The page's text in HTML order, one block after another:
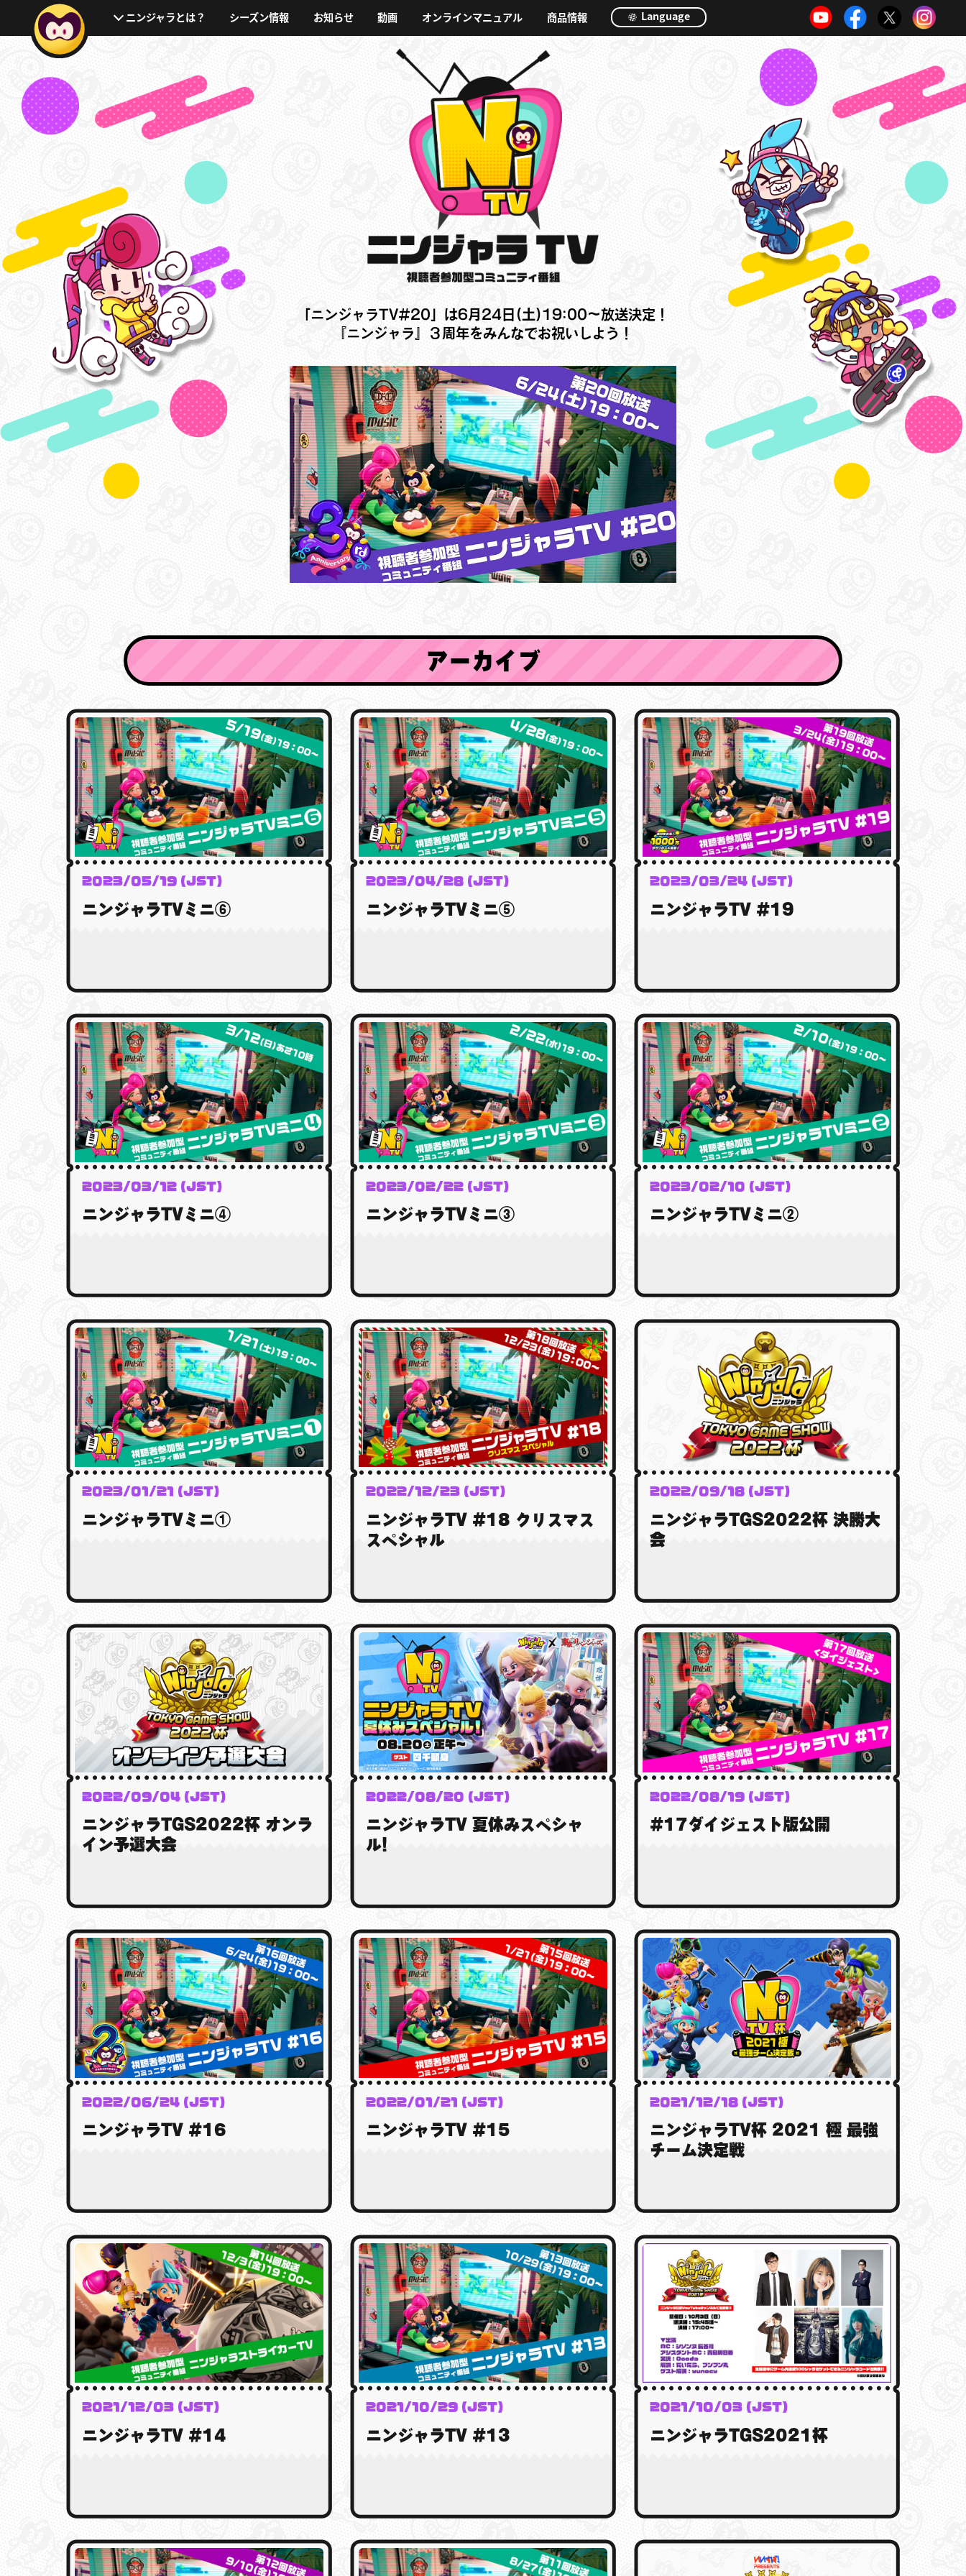
ニンジャラとは？ シーズン情報 お知らせ 動画 オンラインマニュアル 商品情報 Language
「ニンジャラTV#20」は6月24日(土)19:00～放送決定！
『ニンジャラ』３周年をみんなでお祝いしよう！
アーカイブ
2023/05/19 (JST)
ニンジャラTVミニ⑥
2023/04/28 (JST)
ニンジャラTVミニ⑤
2023/03/24 (JST)
ニンジャラTV #19
2023/03/12 (JST)
ニンジャラTVミニ④
2023/02/22 (JST)
ニンジャラTVミニ③
2023/02/10 (JST)
ニンジャラTVミニ②
2023/01/21 (JST)
ニンジャラTVミニ①
2022/12/23 (JST)
ニンジャラTV #18 クリスマス
スペシャル
2022/09/18 (JST)
ニンジャラTGS2022杯 決勝大
会
2022/09/04 (JST)
ニンジャラTGS2022杯 オンラ
イン予選大会
2022/08/20 (JST)
ニンジャラTV 夏休みスペシャ
ル!
2022/08/19 (JST)
#17ダイジェスト版公開
2022/06/24 (JST)
ニンジャラTV #16
2022/01/21 (JST)
ニンジャラTV #15
2021/12/18 (JST)
ニンジャラTV杯 2021 極 最強
チーム決定戦
2021/12/03 (JST)
ニンジャラTV #14
2021/10/29 (JST)
ニンジャラTV #13
2021/10/03 (JST)
ニンジャラTGS2021杯